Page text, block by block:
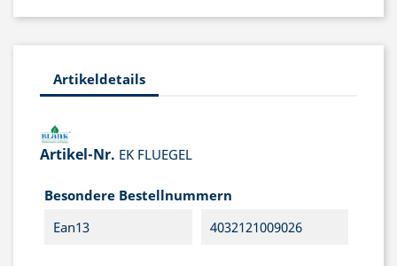
Artikeldetails
Artikel-Nr. EK FLUEGEL
Besondere Bestellnummern
Ean13
4032121009026